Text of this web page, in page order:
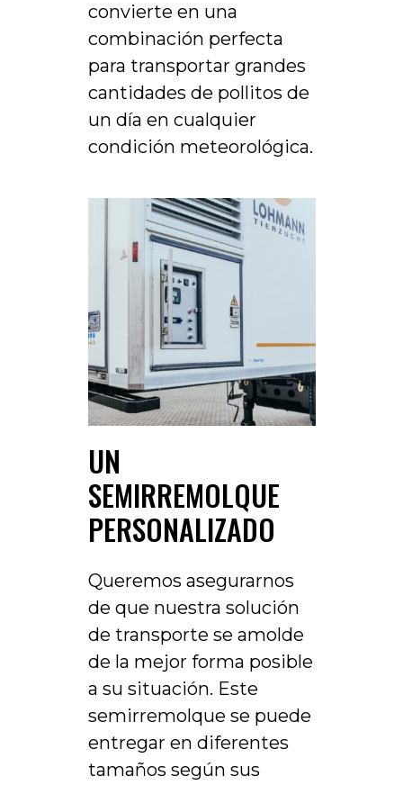
convierte en una
combinación perfecta
para transportar grandes
cantidades de pollitos de
un día en cualquier
condición meteorológica.
UN
SEMIRREMOLQUE
PERSONALIZADO
Queremos asegurarnos
de que nuestra solución
de transporte se amolde
de la mejor forma posible
a su situación. Este
semirremolque se puede
entregar en diferentes
tamaños según sus